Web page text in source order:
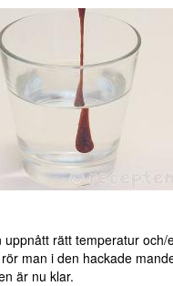
uppnått rätt temperatur
man i den hackade
är nu klar.